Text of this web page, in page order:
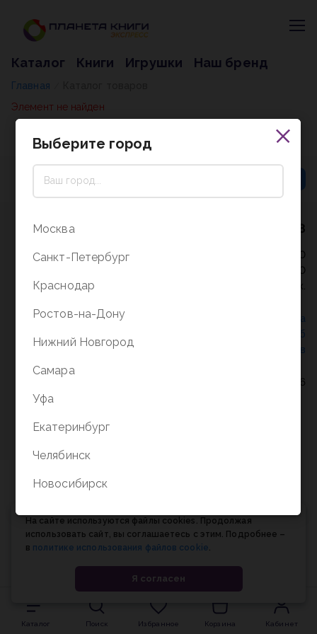
Каталог Книги Игрушки Наш бренд
Главная
Элемент не найден
8 (800) 5000-338
Режим работы - 9:30-20:00
в выходные и праздники - 10:00-19:00
без перерыва и выходных.
Политика конфиденциальности
СОГЛАСИЕ на
Соглашение об
использовании cookie-файлов
© Планета книги, 1998-2026
Каталог Поиск Избранное Корзина Кабинет
На сайте используются файлы cookies. Продолжая
использовать сайт, вы соглашаетесь с этим. Подробнее –
в политике использования файлов cookie.
Я согласен
Выберите город
Москва
Санкт-Петербург
Краснодар
Ростов-на-Дону
Нижний Новгород
Самара
Уфа
Екатеринбург
Челябинск
Новосибирск